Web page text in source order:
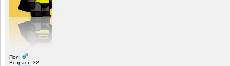
Пол:
Возраст: 32